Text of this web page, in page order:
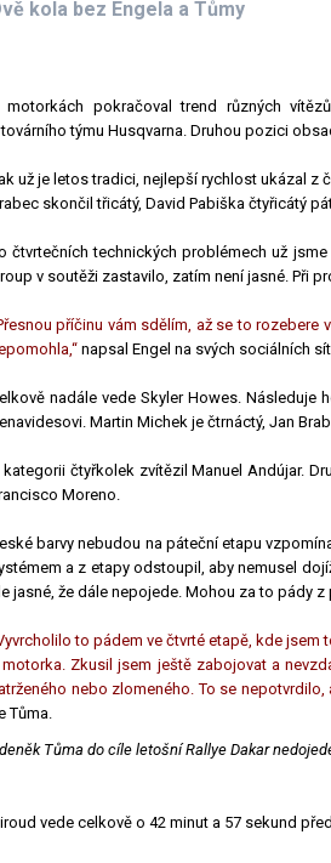
kola bez Engela a Tůmy
motorkách pokračoval trend různých
týmu Husqvarna. Druhou pozici
už je letos tradici, nejlepší rychlost ukázal z
skončil třicátý, David Pabiška čtyřicátý
čtvrtečních technických problémech už
v soutěži zastavilo, zatím není jasné. Při
příčinu vám sdělím, až se to
napsal Engel na svých sociálních
nadále vede Skyler Howes. Následuje
Martin Michek je čtrnáctý, Jan
kategorii čtyřkolek zvítězil Manuel Andújar.
Moreno.
barvy nebudou na páteční etapu
a z etapy odstoupil, aby nemusel
jasné, že dále nepojede. Mohou za to pády
to pádem ve čtvrté etapě, kde
Zkusil jsem ještě zabojovat a
nebo zlomeného. To se
Tůma.
Tůma do cíle letošní Rallye Dakar
vede celkově o 42 minut a 57 sekund